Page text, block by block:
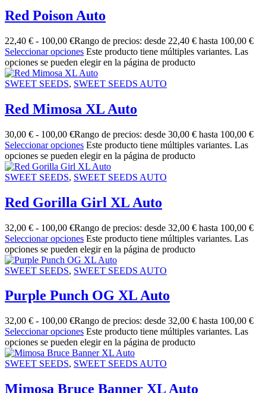
Red Poison Auto
22,40 € - 100,00 €Rango de precios: desde 22,40 € hasta 100,00 €
Seleccionar opciones Este producto tiene múltiples variantes. Las
opciones se pueden elegir en la página de producto
SWEET SEEDS, SWEET SEEDS AUTO
Red Mimosa XL Auto
30,00 € - 100,00 €Rango de precios: desde 30,00 € hasta 100,00 €
Seleccionar opciones Este producto tiene múltiples variantes. Las
opciones se pueden elegir en la página de producto
SWEET SEEDS, SWEET SEEDS AUTO
Red Gorilla Girl XL Auto
32,00 € - 100,00 €Rango de precios: desde 32,00 € hasta 100,00 €
Seleccionar opciones Este producto tiene múltiples variantes. Las
opciones se pueden elegir en la página de producto
SWEET SEEDS, SWEET SEEDS AUTO
Purple Punch OG XL Auto
32,00 € - 100,00 €Rango de precios: desde 32,00 € hasta 100,00 €
Seleccionar opciones Este producto tiene múltiples variantes. Las
opciones se pueden elegir en la página de producto
SWEET SEEDS, SWEET SEEDS AUTO
Mimosa Bruce Banner XL Auto